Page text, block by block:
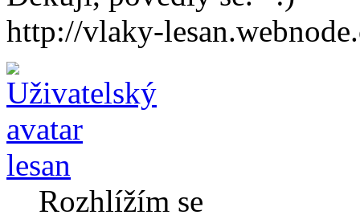
http://vlaky-
lesan
Rozhlížím se